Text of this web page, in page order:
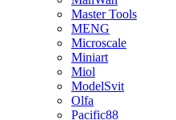
Master Tools
MENG
Microscale
Miniart
Miol
ModelSvit
Olfa
Pacific88